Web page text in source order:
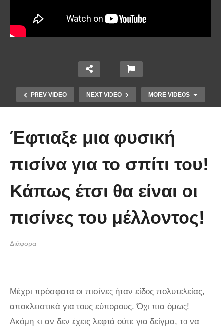
PREV VIDEO NEXT VIDEO MORE VIDEOS
άτυχη μέρα στη δουλειά
Έφτιαξε μια φυσική
πισίνα για το σπίτι του!
Κάπως έτσι θα είναι οι
πισίνες του μέλλοντος!
Διάφορα
Μέχρι πρόσφατα οι πισίνες ήταν είδος πολυτελείας,
αποκλειστικά για τους εύπορους. Όχι πια όμως!
Ακόμη κι αν δεν έχεις λεφτά ούτε για δείγμα, τo να